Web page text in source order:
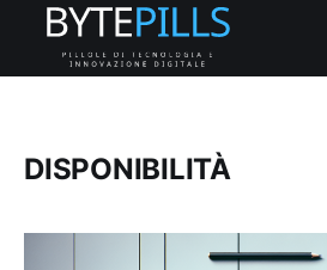
DISPONIBILITÀ